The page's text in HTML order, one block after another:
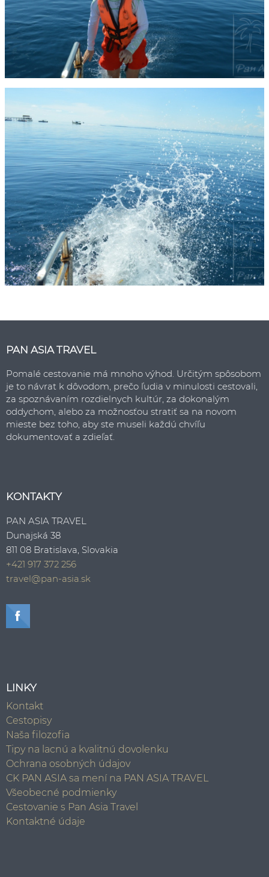
PAN ASIA TRAVEL
Pomalé cestovanie má mnoho výhod. Určitým spôsobom
je to návrat k dôvodom, prečo ľudia v minulosti cestovali,
za spoznávaním rozdielnych kultúr, za dokonalým
oddychom, alebo za možnosťou stratiť sa na novom
mieste bez toho, aby ste museli každú chvíľu
dokumentovať a zdieľať.
KONTAKTY
PAN ASIA TRAVEL
Dunajská 38
811 08 Bratislava, Slovakia
+421 917 372 256
travel@pan-asia.sk
LINKY
Kontakt
Cestopisy
Naša filozofia
Tipy na lacnú a kvalitnú dovolenku
Ochrana osobných údajov
CK PAN ASIA sa mení na PAN ASIA TRAVEL
Všeobecné podmienky
Cestovanie s Pan Asia Travel
Kontaktné údaje